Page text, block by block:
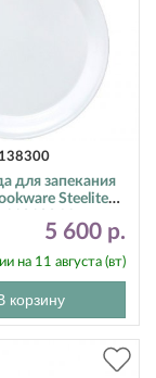
138300
для запекания
Steelite
5 600 р.
на 11 августа (вт)
корзину